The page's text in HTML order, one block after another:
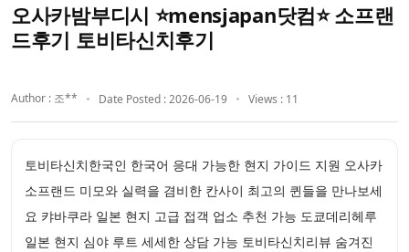
오사카밤부디시 ⭐mensjapan닷컴⭐ 소프랜
드후기 토비타신치후기
Author : 조** Date Posted : 2026-06-19 Views : 11
토비타신치한국인 한국어 응대 가능한 현지 가이드 지원 오사카
소프랜드 미모와 실력을 겸비한 칸사이 최고의 퀸들을 만나보세
요 캬바쿠라 일본 현지 고급 접객 업소 추천 가능 도쿄데리헤루
일본 현지 심야 루트 세세한 상담 가능 토비타신치리뷰 숨겨진